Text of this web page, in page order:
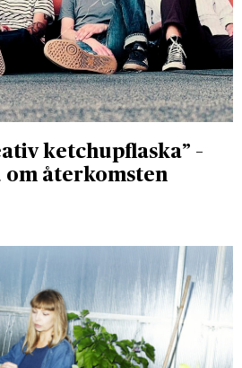
ketchupflaska” –
återkomsten